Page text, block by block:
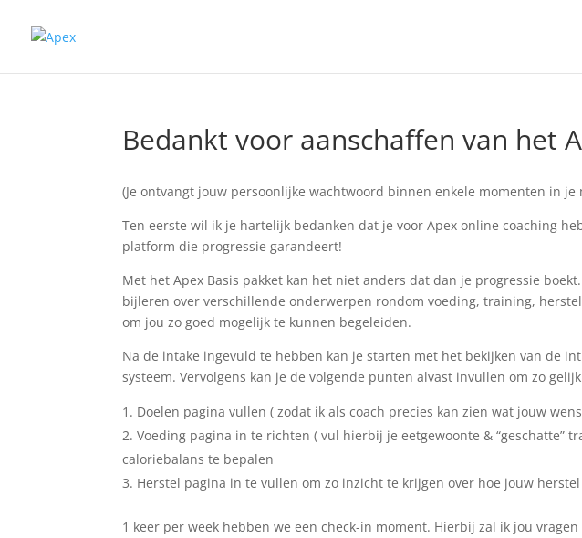
Bedankt voor aanschaffen van het
(Je ontvangt jouw persoonlijke wachtwoord binnen enkele momenten in je
Ten eerste wil ik je hartelijk bedanken dat je voor Apex online coaching
platform die progressie garandeert!
Met het Apex Basis pakket kan het niet anders dat dan je progressie
bijleren over verschillende onderwerpen rondom voeding, training,
om jou zo goed mogelijk te kunnen begeleiden.
Na de intake ingevuld te hebben kan je starten met het bekijken van de
systeem. Vervolgens kan je de volgende punten alvast invullen om zo
Doelen pagina vullen ( zodat ik als coach precies kan zien wat jouw
Voeding pagina in te richten ( vul hierbij je eetgewoonte & “geschatte”
caloriebalans te bepalen
Herstel pagina in te vullen om zo inzicht te krijgen over hoe jouw herstel
1 keer per week hebben we een check-in moment. Hierbij zal ik jou